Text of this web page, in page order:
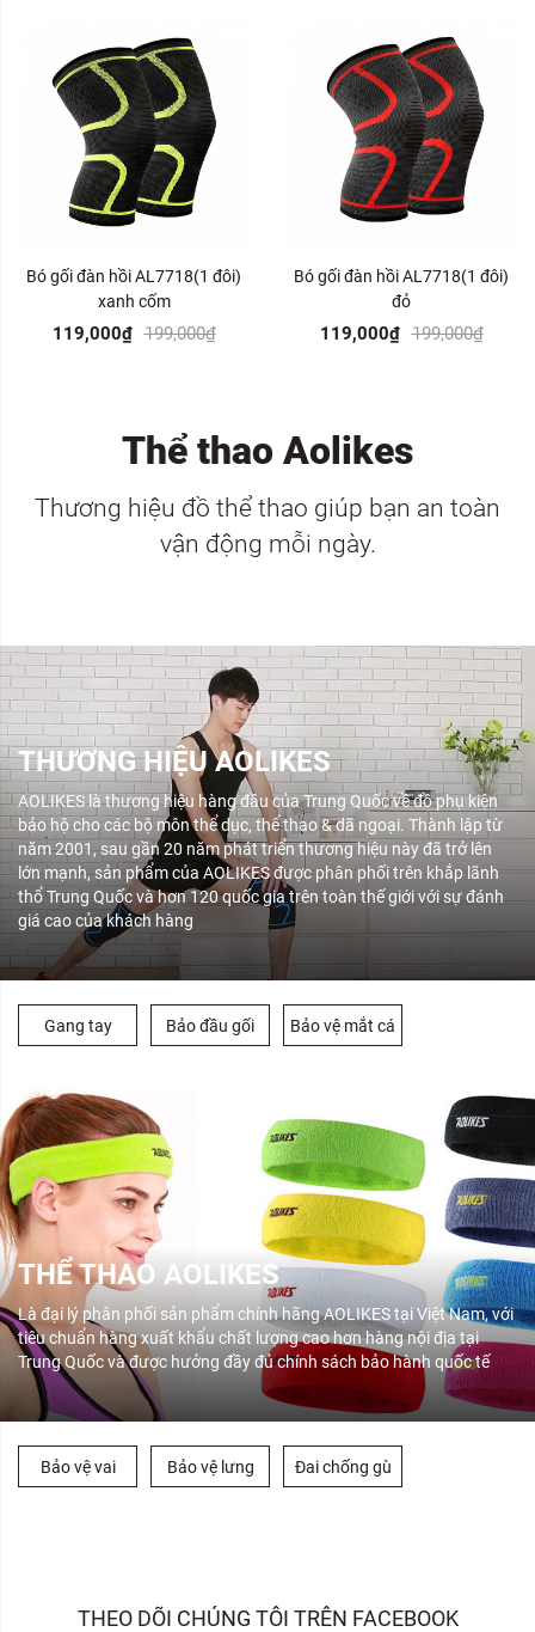
Bó gối đàn hồi AL7718(1 đôi)
xanh cốm
119,000₫ 199,000₫
Bó gối đàn hồi AL7718(1 đôi)
đỏ
119,000₫ 199,000₫
Thể thao Aolikes
Thương hiệu đồ thể thao giúp bạn an toàn
vận động mỗi ngày.
THƯƠNG HIỆU AOLIKES
AOLIKES là thương hiệu hàng đầu của Trung Quốc về đồ phụ kiện
bảo hộ cho các bộ môn thể dục, thể thao & dã ngoại. Thành lập từ
năm 2001, sau gần 20 năm phát triển thương hiệu này đã trở lên
lớn mạnh, sản phẩm của AOLIKES được phân phối trên khắp lãnh
thổ Trung Quốc và hơn 120 quốc gia trên toàn thế giới với sự đánh
giá cao của khách hàng
Gang tay Bảo đầu gối Bảo vệ mắt cá
THỂ THAO AOLIKES
Là đại lý phân phối sản phẩm chính hãng AOLIKES tại Việt Nam, với
tiêu chuẩn hàng xuất khẩu chất lượng cao hơn hàng nội địa tại
Trung Quốc và được hưởng đầy đủ chính sách bảo hành quốc tế
Bảo vệ vai Bảo vệ lưng Đai chống gù
THEO DÕI CHÚNG TÔI TRÊN FACEBOOK